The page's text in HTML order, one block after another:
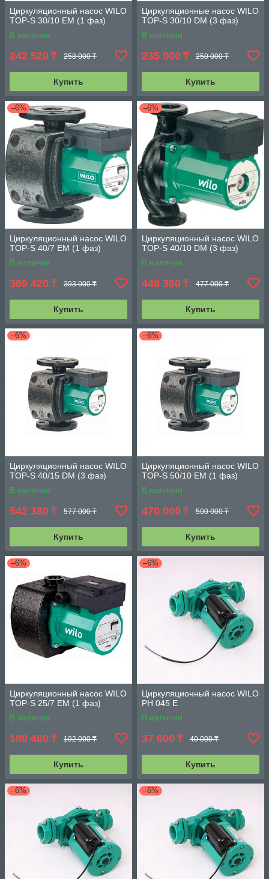
Циркуляционный насос WILO
TOP-S 30/10 EM (1 фаз)
В наличии
242 520 ₸ 258 000 ₸
Купить
Циркуляционные насос WILO
TOP-S 30/10 DM (3 фаз)
В наличии
235 000 ₸ 250 000 ₸
Купить
–6%
Циркуляционный насос WILO
TOP-S 40/7 EM (1 фаз)
В наличии
369 420 ₸ 393 000 ₸
Купить
–6%
Циркуляционный насос WILO
TOP-S 40/10 DM (3 фаз)
В наличии
448 380 ₸ 477 000 ₸
Купить
–6%
Циркуляционный насос WILO
TOP-S 40/15 DM (3 фаз)
В наличии
542 380 ₸ 577 000 ₸
Купить
–6%
Циркуляционный насос WILO
TOP-S 50/10 EM (1 фаз)
В наличии
470 000 ₸ 500 000 ₸
Купить
–6%
Циркуляционный насос WILO
TOP-S 25/7 EM (1 фаз)
В наличии
180 480 ₸ 192 000 ₸
Купить
–6%
Циркуляционный насос WILO
PH 045 E
В наличии
37 600 ₸ 40 000 ₸
Купить
–6% –6%